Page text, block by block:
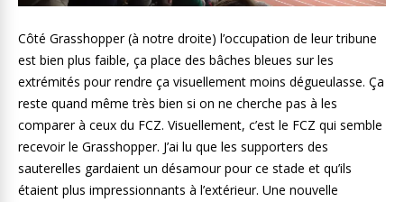
Côté Grasshopper (à notre droite) l’occupation de leur tribune
est bien plus faible, ça place des bâches bleues sur les
extrémités pour rendre ça visuellement moins dégueulasse. Ça
reste quand même très bien si on ne cherche pas à les
comparer à ceux du FCZ. Visuellement, c’est le FCZ qui semble
recevoir le Grasshopper. J’ai lu que les supporters des
sauterelles gardaient un désamour pour ce stade et qu’ils
étaient plus impressionnants à l’extérieur. Une nouvelle